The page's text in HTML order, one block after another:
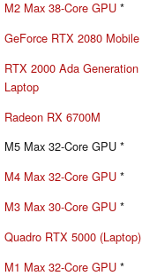
M2 Max 38-Core GPU *
GeForce RTX 2080 Mobile
RTX 2000 Ada Generation
Laptop
Radeon RX 6700M
M5 Max 32-Core GPU *
M4 Max 32-Core GPU *
M3 Max 30-Core GPU *
Quadro RTX 5000 (Laptop)
M1 Max 32-Core GPU *